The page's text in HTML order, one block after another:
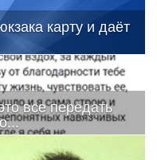
карту и даёт
все передать